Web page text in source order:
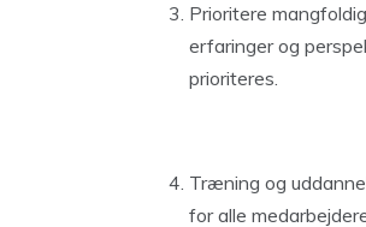
Prioritere
erfaringer og
prioriteres.
Træning og
for alle